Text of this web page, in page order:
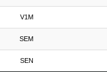
V1M
SEM
SEN